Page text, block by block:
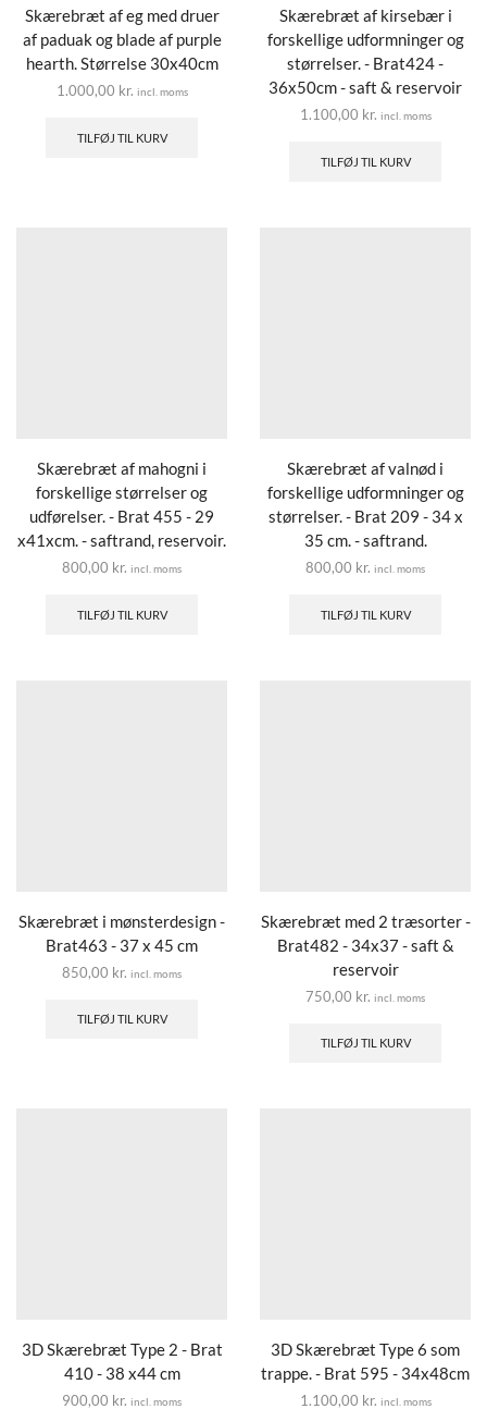
Skærebræt af eg med druer
af paduak og blade af purple
hearth. Størrelse 30x40cm
1.000,00 kr. incl. moms
TILFØJ TIL KURV
Skærebræt af kirsebær i
forskellige udformninger og
størrelser. - Brat424 -
36x50cm - saft & reservoir
1.100,00 kr. incl. moms
TILFØJ TIL KURV
Skærebræt af mahogni i
forskellige størrelser og
udførelser. - Brat 455 - 29
x41xcm. - saftrand, reservoir.
800,00 kr. incl. moms
TILFØJ TIL KURV
Skærebræt af valnød i
forskellige udformninger og
størrelser. - Brat 209 - 34 x
35 cm. - saftrand.
800,00 kr. incl. moms
TILFØJ TIL KURV
Skærebræt i mønsterdesign -
Brat463 - 37 x 45 cm
850,00 kr. incl. moms
TILFØJ TIL KURV
Skærebræt med 2 træsorter -
Brat482 - 34x37 - saft &
reservoir
750,00 kr. incl. moms
TILFØJ TIL KURV
3D Skærebræt Type 2 - Brat
410 - 38 x44 cm
900,00 kr. incl. moms
3D Skærebræt Type 6 som
trappe. - Brat 595 - 34x48cm
1.100,00 kr. incl. moms